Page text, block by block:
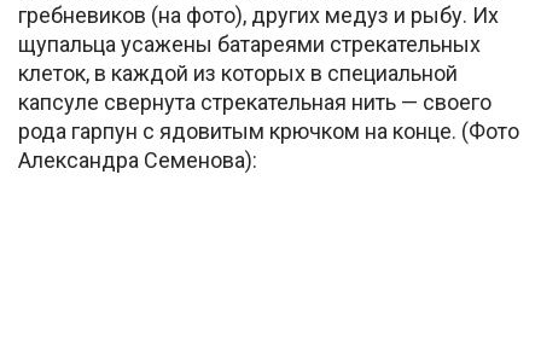
гребневиков (на фото), других медуз и рыбу. Их
щупальца усажены батареями стрекательных
клеток, в каждой из которых в специальной
капсуле свернута стрекательная нить — своего
рода гарпун с ядовитым крючком на конце. (Фото
Александра Семенова):